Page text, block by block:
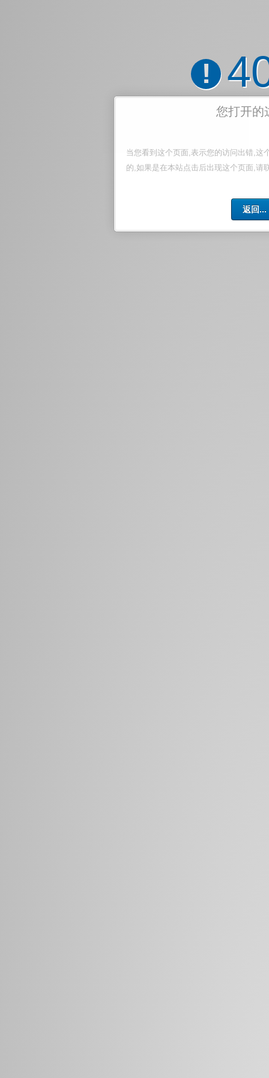
!
您打开的
当您看到这个页面,表示您的访问出错,这
的,如果是在本站点击后出现这个页面,请
返回...